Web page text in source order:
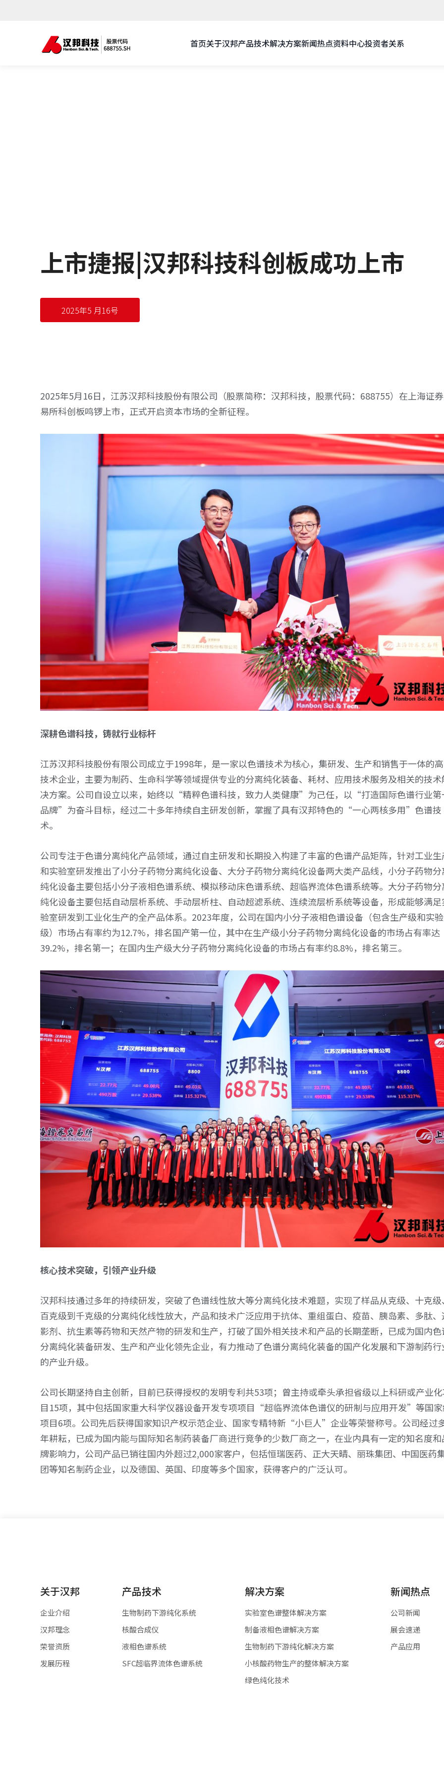
首页关于汉邦产品技术解决方案新闻热点资料中心投资者关系
上市捷报|汉邦科技科创板成功上市
2025年5 月16号
2025年5月16日，江苏汉邦科技股份有限公司（股票简称：汉邦科技，股票代码：688755）在上海证
易所科创板鸣锣上市，正式开启资本市场的全新征程。
深耕色谱科技，铸就行业标杆
江苏汉邦科技股份有限公司成立于1998年，是一家以色谱技术为核心，集研发、生产和销售于一体的
技术企业，主要为制药、生命科学等领域提供专业的分离纯化装备、耗材、应用技术服务及相关的技术
决方案。公司自设立以来，始终以“精粹色谱科技，致力人类健康”为己任，以“打造国际色谱行业第
品牌”为奋斗目标，经过二十多年持续自主研发创新，掌握了具有汉邦特色的“一心两核多用”色谱技
术。
公司专注于色谱分离纯化产品领域，通过自主研发和长期投入构建了丰富的色谱产品矩阵，针对工业生
和实验室研发推出了小分子药物分离纯化设备、大分子药物分离纯化设备两大类产品线，小分子药物分
纯化设备主要包括小分子液相色谱系统、模拟移动床色谱系统、超临界流体色谱系统等。大分子药物分
纯化设备主要包括自动层析系统、手动层析柱、自动超滤系统、连续流层析系统等设备，形成能够满足
验室研发到工业化生产的全产品体系。2023年度，公司在国内小分子液相色谱设备（包含生产级和实
级）市场占有率约为12.7%，排名国产第一位，其中在生产级小分子药物分离纯化设备的市场占有率达
39.2%，排名第一；在国内生产级大分子药物分离纯化设备的市场占有率约8.8%，排名第三。
核心技术突破，引领产业升级
汉邦科技通过多年的持续研发，突破了色谱线性放大等分离纯化技术难题，实现了样品从克级、十克级
百克级到千克级的分离纯化线性放大，产品和技术广泛应用于抗体、重组蛋白、疫苗、胰岛素、多肽、
影剂、抗生素等药物和天然产物的研发和生产，打破了国外相关技术和产品的长期垄断，已成为国内色
分离纯化装备研发、生产和产业化领先企业，有力推动了色谱分离纯化装备的国产化发展和下游制药行
的产业升级。
公司长期坚持自主创新，目前已获得授权的发明专利共53项；曾主持或牵头承担省级以上科研或产业
目15项，其中包括国家重大科学仪器设备开发专项项目“超临界流体色谱仪的研制与应用开发”等国
项目6项。公司先后获得国家知识产权示范企业、国家专精特新“小巨人”企业等荣誉称号。公司经过
年耕耘，已成为国内能与国际知名制药装备厂商进行竞争的少数厂商之一，在业内具有一定的知名度和
牌影响力，公司产品已销往国内外超过2,000家客户，包括恒瑞医药、正大天晴、丽珠集团、中国医药
团等知名制药企业，以及德国、英国、印度等多个国家，获得客户的广泛认可。
Whatsapp
sales@hanbon.com.cn
电话号码
0517-83706900
Whatsapp
sales@hanbon.com.cn
电话号码
0517-83706900
关于汉邦
企业介绍
汉邦理念
荣誉资质
发展历程
产品技术
生物制药下游纯化系统
核酸合成仪
液相色谱系统
SFC超临界流体色谱系统
解决方案
实验室色谱整体解决方案
制备液相色谱解决方案
生物制药下游纯化解决方案
小核酸药物生产的整体解决方案
绿色纯化技术
新闻热点
公司新闻
展会速递
产品应用